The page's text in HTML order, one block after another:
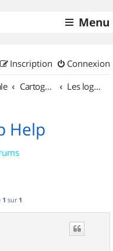
Menu
Connexion
Inscription
Cartographie et GPS Les logiciels
Help
1 sur 1